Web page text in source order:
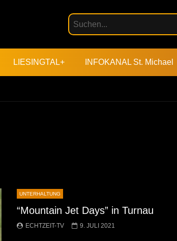
LIESINGTAL+ INFOKANAL St. Michael
UNTERHALTUNG
“Mountain Jet Days” in Turnau
ECHTZEIT-TV 9. JULI 2021